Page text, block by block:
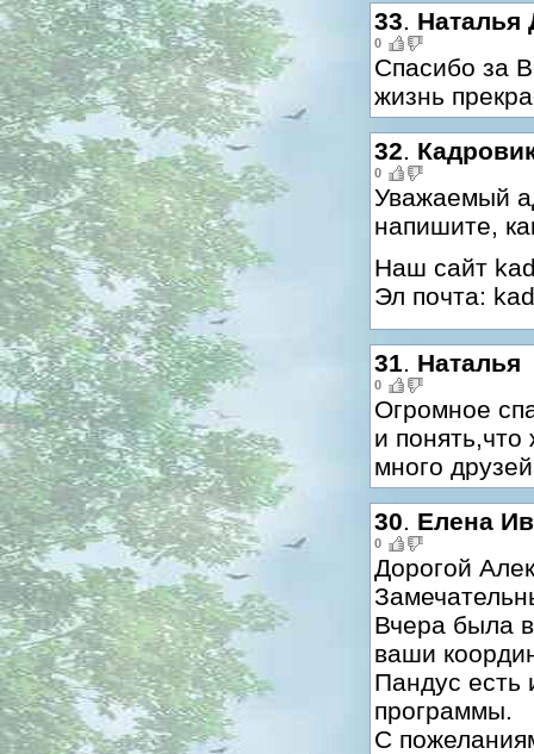
33. Наталья
0
Спасибо за
жизнь
32.
0
Уважаемый
напишите,
Наш сайт
Эл почта:
31. Наталья
0
Огромное
и
много
30. Елена
0
Дорогой
Вчера была
ваши
Пандус есть
программы.
С